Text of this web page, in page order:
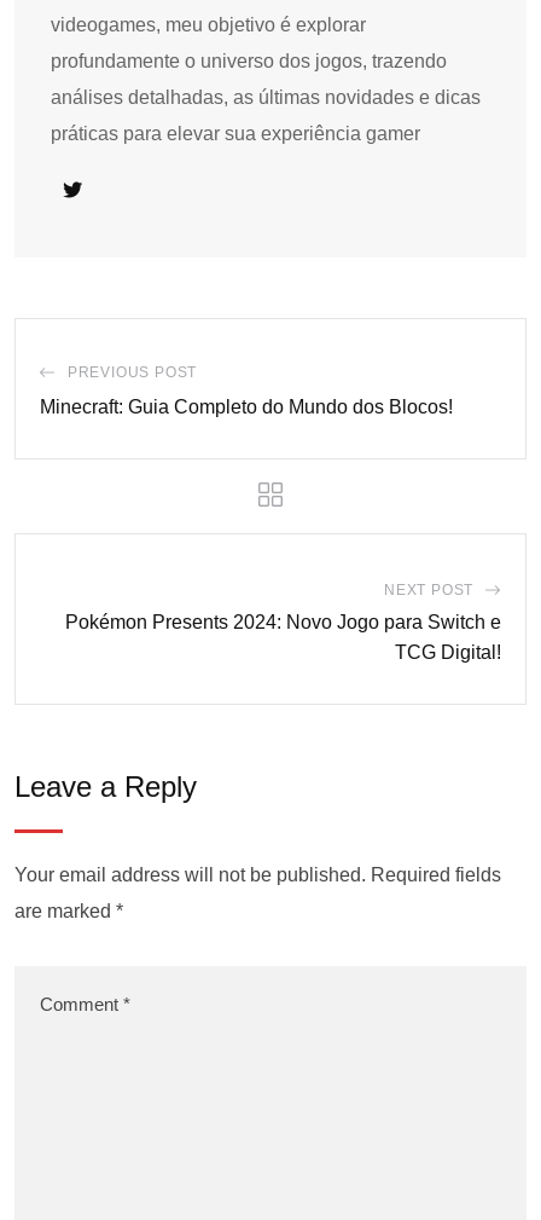
videogames, meu objetivo é explorar
profundamente o universo dos jogos, trazendo
análises detalhadas, as últimas novidades e dicas
práticas para elevar sua experiência gamer
PREVIOUS POST
Minecraft: Guia Completo do Mundo dos Blocos!
NEXT POST
Pokémon Presents 2024: Novo Jogo para Switch e
TCG Digital!
Leave a Reply
Your email address will not be published. Required fields
are marked *